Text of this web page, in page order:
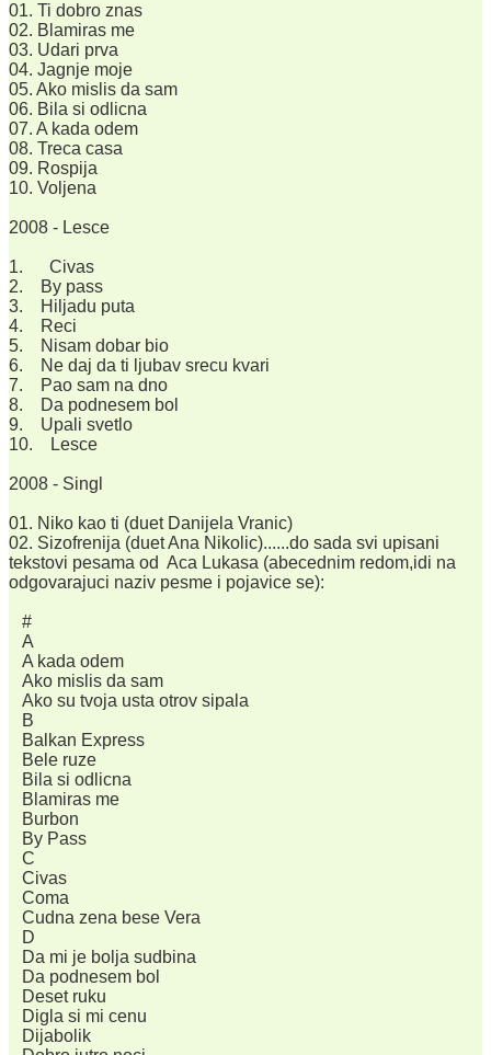
01. Ti dobro znas
02. Blamiras me
03. Udari prva
04. Jagnje moje
05. Ako mislis da sam
06. Bila si odlicna
07. A kada odem
08. Treca casa
09. Rospija
10. Voljena
2008 - Lesce
1. Civas
2. By pass
3. Hiljadu puta
4. Reci
5. Nisam dobar bio
6. Ne daj da ti ljubav srecu kvari
7. Pao sam na dno
8. Da podnesem bol
9. Upali svetlo
10. Lesce
2008 - Singl
01. Niko kao ti (duet Danijela Vranic)
02. Sizofrenija (duet Ana Nikolic)......do sada svi upisani
tekstovi pesama od Aca Lukasa (abecednim redom,idi na
odgovarajuci naziv pesme i pojavice se):
#
A
A kada odem
Ako mislis da sam
Ako su tvoja usta otrov sipala
B
Balkan Express
Bele ruze
Bila si odlicna
Blamiras me
Burbon
By Pass
C
Civas
Coma
Cudna zena bese Vera
D
Da mi je bolja sudbina
Da podnesem bol
Deset ruku
Digla si mi cenu
Dijabolik